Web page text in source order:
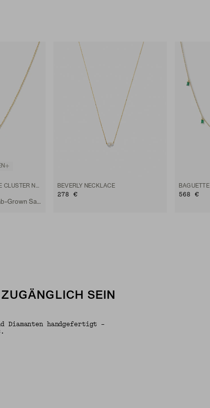
18k Vermeil, weißer Lab-Grown Saphir
BEVERLY NECKLACE
278 € 568 €
SEIN
Diamanten handgefertigt –